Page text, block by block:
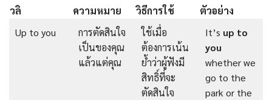
วลิ ความหมาย วิธีการใช้
ตัวอย่าง
Up to you
การตัดสินใจ
เป็นของคุณ
แล้วแต่คุณ
ใช้เมื่อ
ต้องการเน้น
ย้ำว่าผู้ฟังมี
สิทธิ์ที่จะ
ตัดสินใจ
It’s up to
you
whether we
go to the
park or the